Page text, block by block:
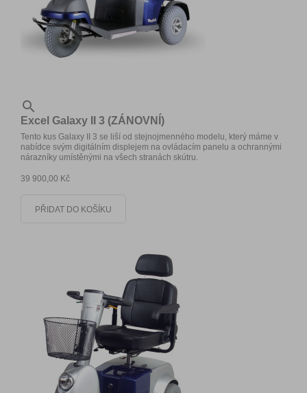

Excel Galaxy II 3 (ZÁNOVNÍ)
Tento kus Galaxy II 3 se liší od stejnojmenného modelu, který máme v
nabídce svým digitálním displejem na ovládacím panelu a ochrannými
nárazníky umístěnými na všech stranách skútru.
39 900,00 Kč
PŘIDAT DO KOŠÍKU